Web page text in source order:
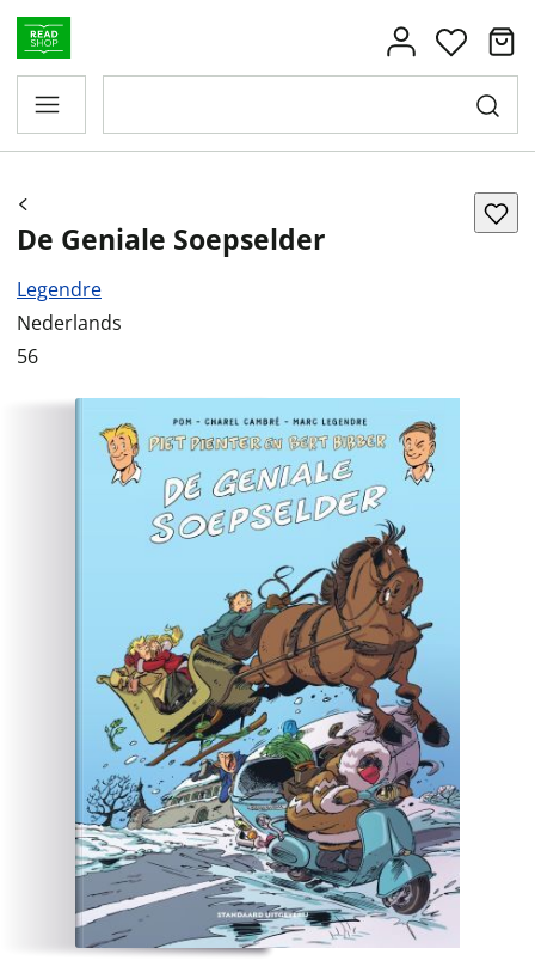
De Geniale Soepselder
Legendre
Nederlands
56